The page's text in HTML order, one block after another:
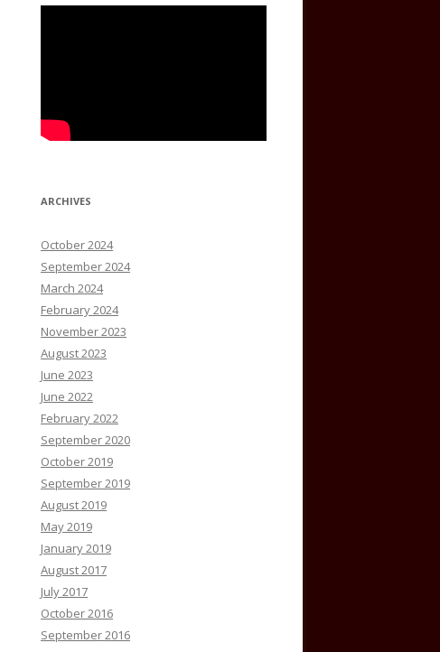
ARCHIVES
October 2024
September 2024
March 2024
February 2024
November 2023
August 2023
June 2023
June 2022
February 2022
September 2020
October 2019
September 2019
August 2019
May 2019
January 2019
August 2017
July 2017
October 2016
September 2016